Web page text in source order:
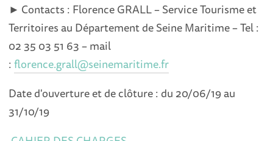
► Contacts : Florence GRALL – Service Tourisme et
Territoires au Département de Seine Maritime – Tel :
02 35 03 51 63 – mail
:florence.grall@seinemaritime.fr
Date d'ouverture et de clôture : du 20/06/19 au
31/10/19